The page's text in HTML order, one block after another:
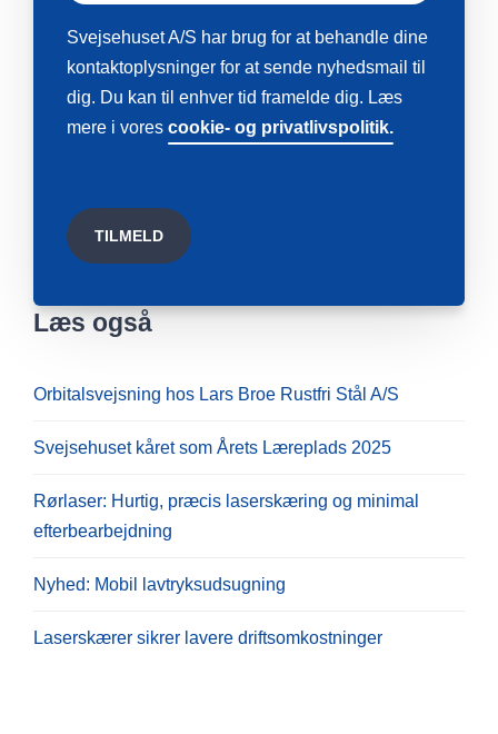
Svejsehuset A/S har brug for at behandle dine
kontaktoplysninger for at sende nyhedsmail til
dig. Du kan til enhver tid framelde dig. Læs
mere i vores cookie- og privatlivspolitik.
Læs også
Orbitalsvejsning hos Lars Broe Rustfri Stål A/S
Svejsehuset kåret som Årets Læreplads 2025
Rørlaser: Hurtig, præcis laserskæring og minimal
efterbearbejdning
Nyhed: Mobil lavtryksudsugning
Laserskærer sikrer lavere driftsomkostninger